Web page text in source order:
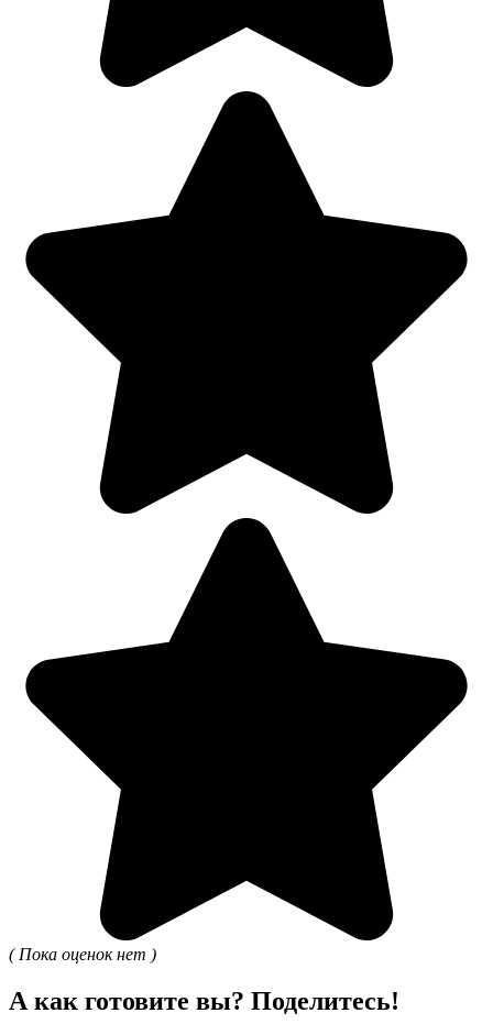
( Пока оценок нет )
А как готовите вы? Поделитесь!